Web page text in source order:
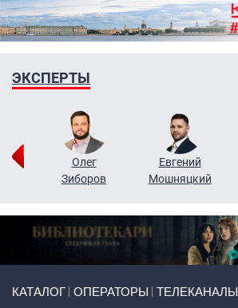
ЭКСПЕРТЫ
Олег
Зиборов
Евгений
Мошняцкий
КАТАЛОГ ОПЕРАТОРЫ ТЕЛЕКАНАЛЫ